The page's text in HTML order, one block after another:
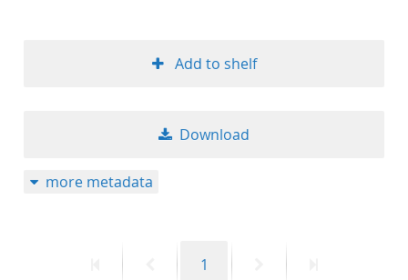
Add to shelf
Download
more metadata
PreviousPage
1